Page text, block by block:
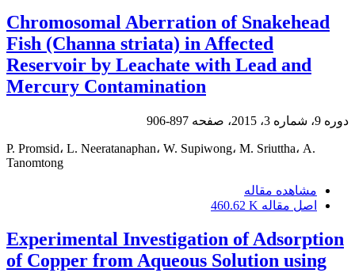
Chromosomal Aberration of Snakehead
Fish (Channa striata) in Affected
Reservoir by Leachate with Lead and
Mercury Contamination
دوره 9، شماره 3، 2015، صفحه 897-906
P. Promsid، L. Neeratanaphan، W. Supiwong، M. Sriuttha، A.
Tanomtong
مشاهده مقاله
اصل مقاله 460.62 K
Experimental Investigation of Adsorption
of Copper from Aqueous Solution using